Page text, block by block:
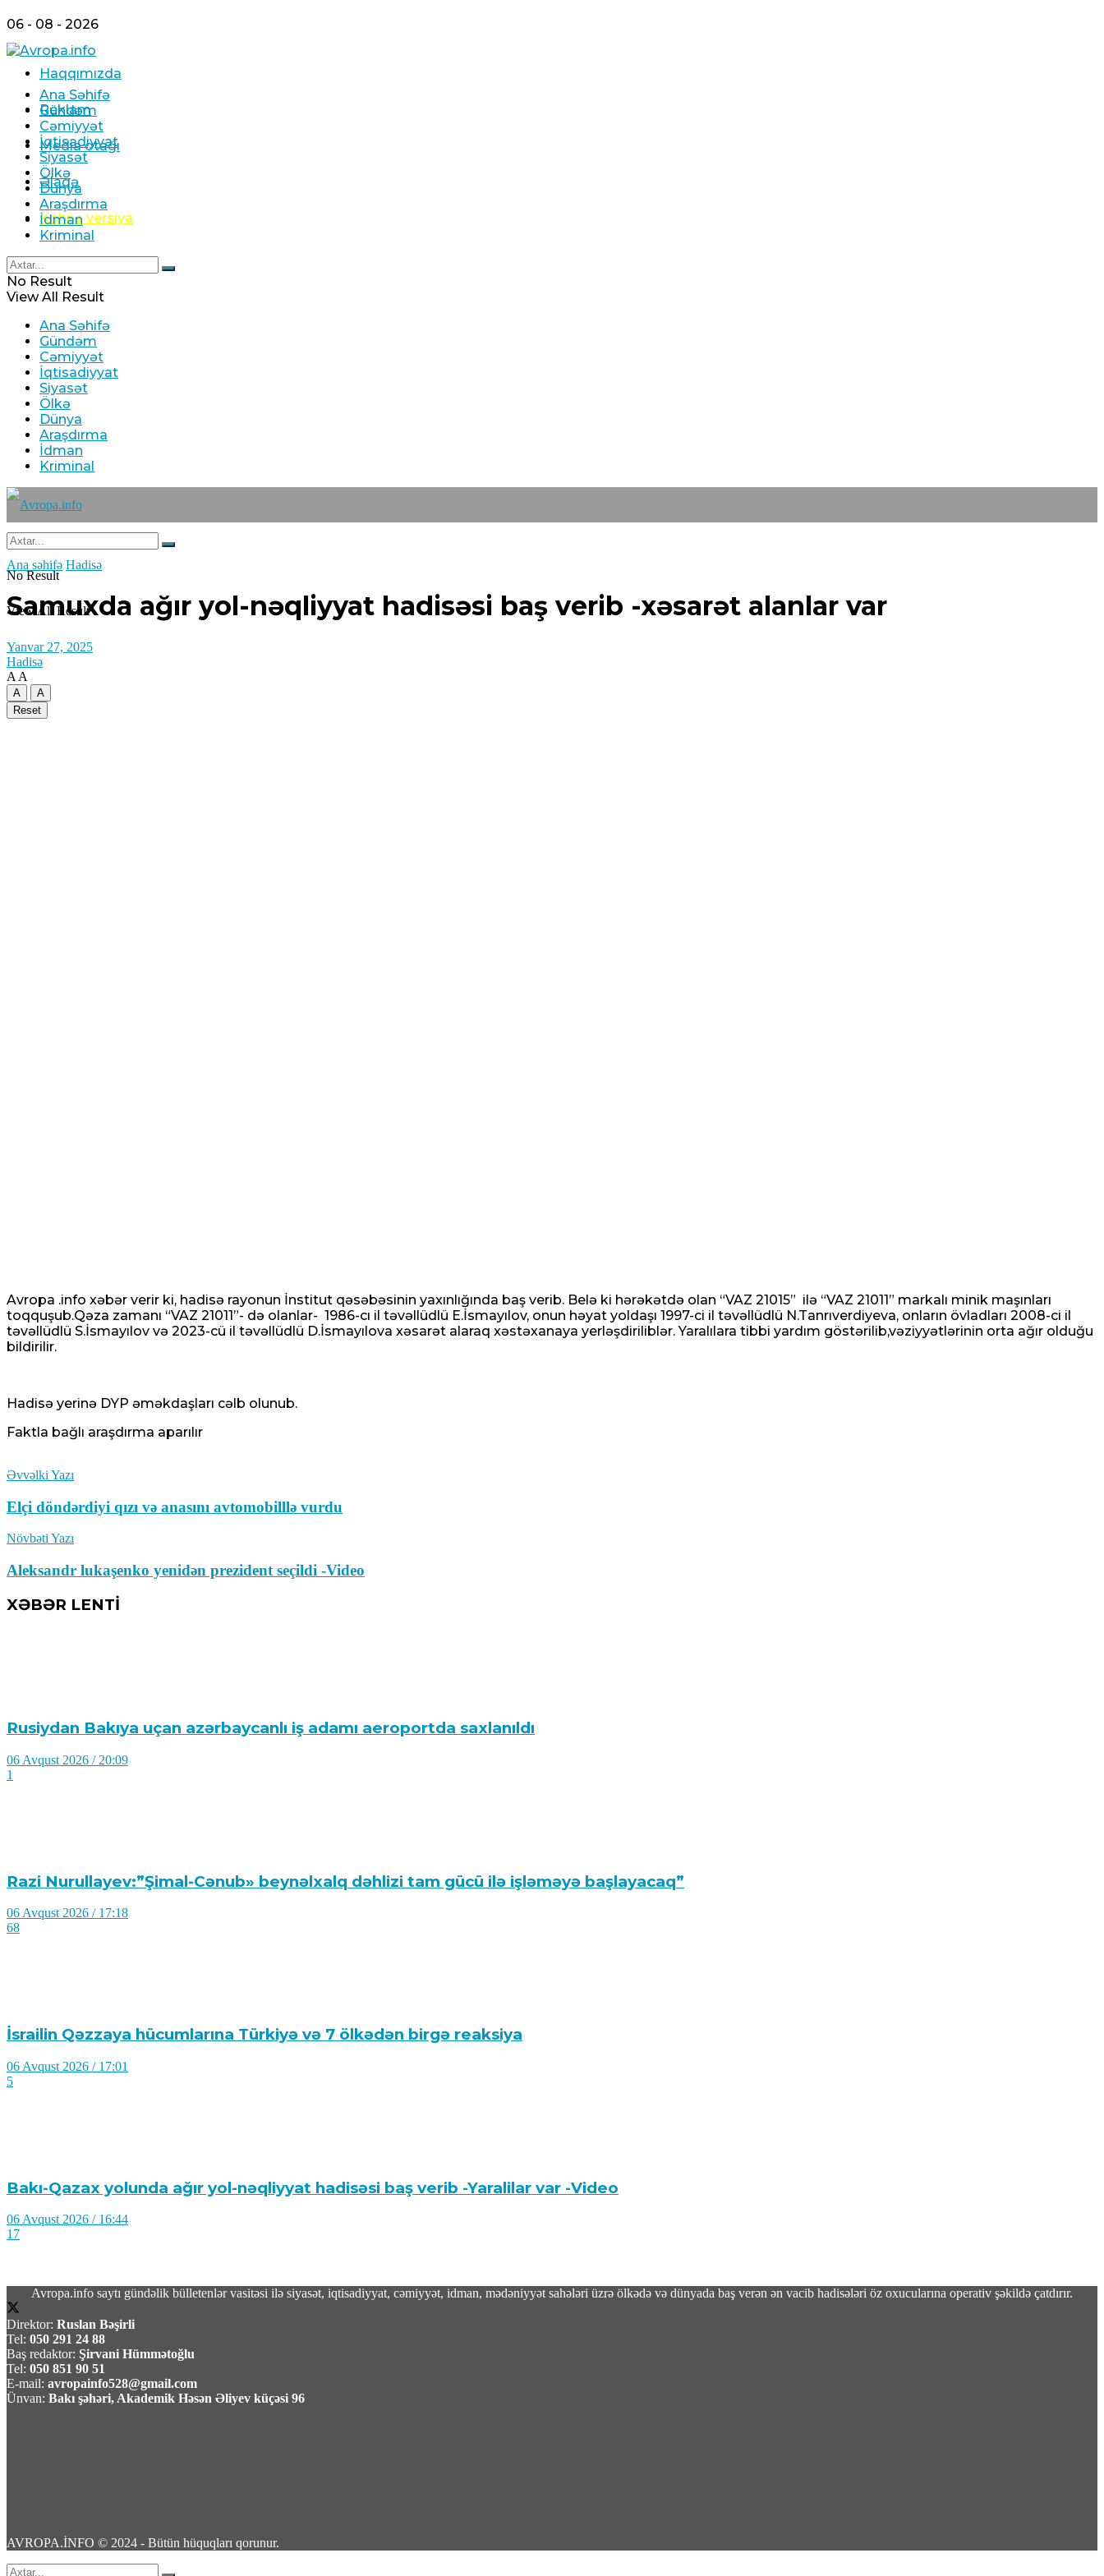
06 - 08 - 2026
Haqqımızda
Reklam
Media otağı
Əlaqə
Köhnə versiya
Ana Səhifə
Gündəm
Cəmiyyət
İqtisadiyyat
Siyasət
Ölkə
Dünya
Araşdırma
İdman
Kriminal
No Result
View All Result
Ana Səhifə
Gündəm
Cəmiyyət
İqtisadiyyat
Siyasət
Ölkə
Dünya
Araşdırma
İdman
Kriminal
No Result
View All Result
Ana səhifə Hadisə
Samuxda ağır yol-nəqliyyat hadisəsi baş verib -xəsarət alanlar var
Yanvar 27, 2025
Hadisə
A A
A
A
Reset
Avropa .info xəbər verir ki, hadisə rayonun İnstitut qəsəbəsinin yaxınlığında baş verib. Belə ki hərəkətdə olan “VAZ 21015” ilə “VAZ 21011” markalı minik maşınları
toqquşub.Qəza zamanı “VAZ 21011”- də olanlar- 1986-cı il təvəllüdlü E.İsmayılov, onun həyat yoldaşı 1997-ci il təvəllüdlü N.Tanrıverdiyeva, onların övladları 2008-ci il
təvəllüdlü S.İsmayılov və 2023-cü il təvəllüdlü D.İsmayılova xəsarət alaraq xəstəxanaya yerləşdiriliblər. Yaralılara tibbi yardım göstərilib,vəziyyətlərinin orta ağır olduğu
bildirilir.
Hadisə yerinə DYP əməkdaşları cəlb olunub.
Faktla bağlı araşdırma aparılır
Əvvəlki Yazı
Elçi döndərdiyi qızı və anasını avtomobilllə vurdu
Növbəti Yazı
Aleksandr lukaşenko yenidən prezident seçildi -Video
XƏBƏR LENTİ
Rusiydan Bakıya uçan azərbaycanlı iş adamı aeroportda saxlanıldı
06 Avqust 2026 / 20:09
1
Razi Nurullayev:”Şimal-Cənub» beynəlxalq dəhlizi tam gücü ilə işləməyə başlayacaq”
06 Avqust 2026 / 17:18
68
İsrailin Qəzzaya hücumlarına Türkiyə və 7 ölkədən birgə reaksiya
06 Avqust 2026 / 17:01
5
Bakı-Qazax yolunda ağır yol-nəqliyyat hadisəsi baş verib -Yaralilar var -Video
06 Avqust 2026 / 16:44
17
18 yaşlı İbrahim Əbilov Yeniyetmənin “iPhone”unu əlindən alıb 20 Yanvarda satdı – Video
06 Avqust 2026 / 16:39
16
15
Avropa.info saytı gündəlik bülletenlər vasitəsi ilə siyasət, iqtisadiyyat, cəmiyyət, idman, mədəniyyət sahələri üzrə ölkədə və dünyada baş verən ən vacib hadisələri öz oxucularına operativ şəkildə çatdırır.
Direktor: Ruslan Bəşirli
Tel: 050 291 24 88
Baş redaktor: Şirvani Hümmətoğlu
Tel: 050 851 90 51
E-mail: avropainfo528@gmail.com
Ünvan: Bakı şəhəri, Akademik Həsən Əliyev küçəsi 96
AVROPA.İNFO © 2024 - Bütün hüquqları qorunur.